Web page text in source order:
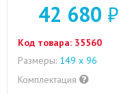
42 680 ₽
Код товара: 35560
Размеры: 149 x 96
Комплектация